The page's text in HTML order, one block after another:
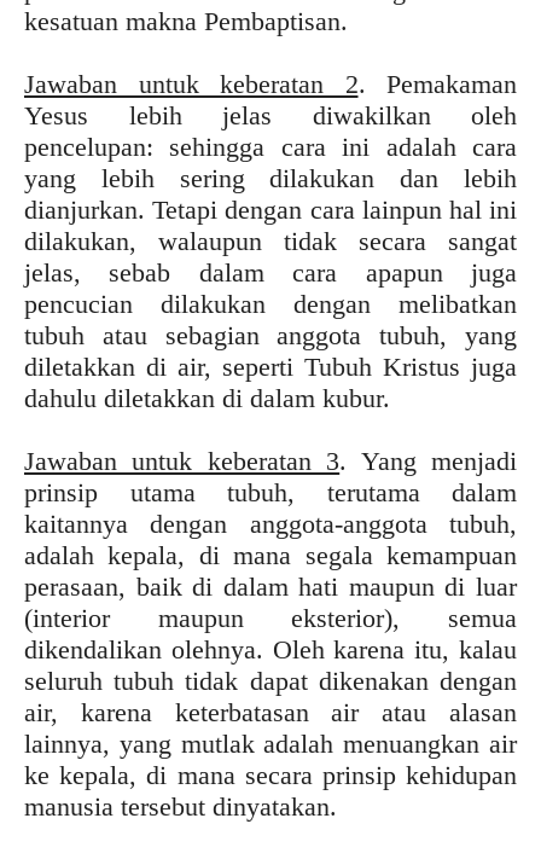
kesatuan makna Pembaptisan.
Jawaban untuk keberatan 2. Pemakaman
Yesus lebih jelas diwakilkan oleh
pencelupan: sehingga cara ini adalah cara
yang lebih sering dilakukan dan lebih
dianjurkan. Tetapi dengan cara lainpun hal ini
dilakukan, walaupun tidak secara sangat
jelas, sebab dalam cara apapun juga
pencucian dilakukan dengan melibatkan
tubuh atau sebagian anggota tubuh, yang
diletakkan di air, seperti Tubuh Kristus juga
dahulu diletakkan di dalam kubur.
Jawaban untuk keberatan 3. Yang menjadi
prinsip utama tubuh, terutama dalam
kaitannya dengan anggota-anggota tubuh,
adalah kepala, di mana segala kemampuan
perasaan, baik di dalam hati maupun di luar
(interior maupun eksterior), semua
dikendalikan olehnya. Oleh karena itu, kalau
seluruh tubuh tidak dapat dikenakan dengan
air, karena keterbatasan air atau alasan
lainnya, yang mutlak adalah menuangkan air
ke kepala, di mana secara prinsip kehidupan
manusia tersebut dinyatakan.